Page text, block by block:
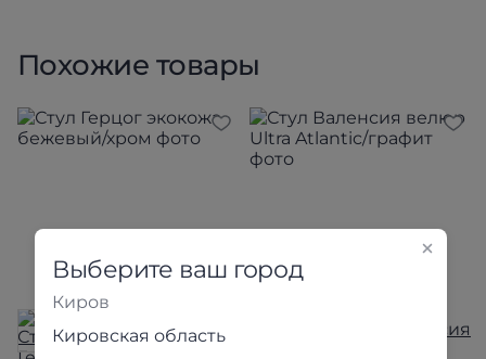
Похожие товары
Выберите ваш город
Киров
Кировская область